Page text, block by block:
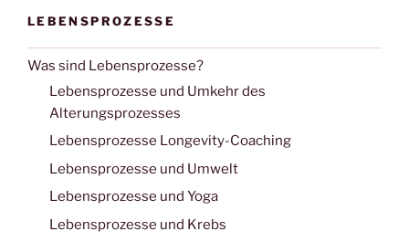
LEBENSPROZESSE
Was sind Lebensprozesse?
Lebensprozesse und Umkehr des
Alterungsprozesses
Lebensprozesse Longevity-Coaching
Lebensprozesse und Umwelt
Lebensprozesse und Yoga
Lebensprozesse und Krebs